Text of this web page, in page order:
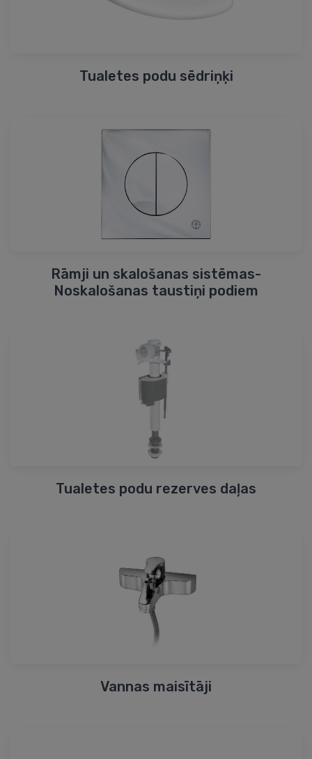
Tualetes podu sēdriņķi
Rāmji un skalošanas sistēmas-
Noskalošanas taustiņi podiem
Tualetes podu rezerves daļas
Vannas maisītāji